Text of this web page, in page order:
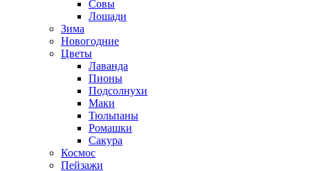
Совы
Лошади
Зима
Новогодние
Цветы
Лаванда
Пионы
Подсолнухи
Маки
Тюльпаны
Ромашки
Сакура
Космос
Пейзажи